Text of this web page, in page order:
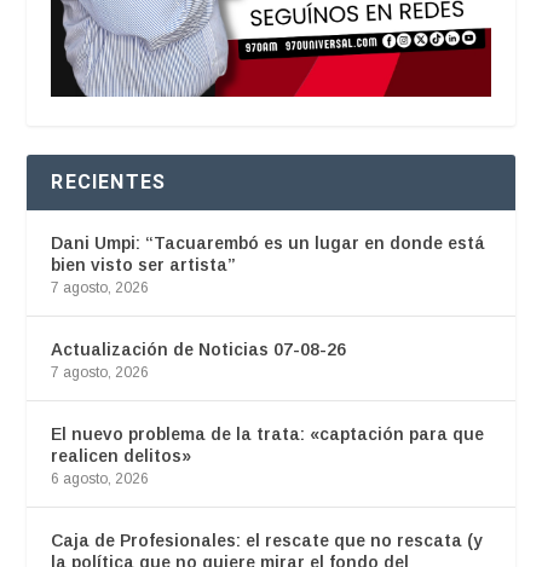
RECIENTES
Dani Umpi: “Tacuarembó es un lugar en donde está
bien visto ser artista”
7 agosto, 2026
Actualización de Noticias 07-08-26
7 agosto, 2026
El nuevo problema de la trata: «captación para que
realicen delitos»
6 agosto, 2026
Caja de Profesionales: el rescate que no rescata (y
la política que no quiere mirar el fondo del